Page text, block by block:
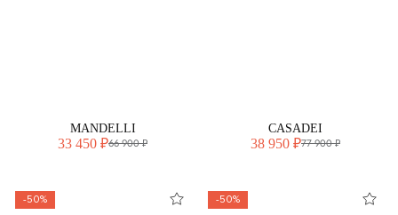
MANDELLI
33 450 ₽66 900 ₽
CASADEI
38 950 ₽77 900 ₽
-50% -50%